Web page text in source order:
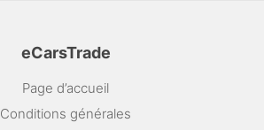
eCarsTrade
Page d’accueil
Conditions générales